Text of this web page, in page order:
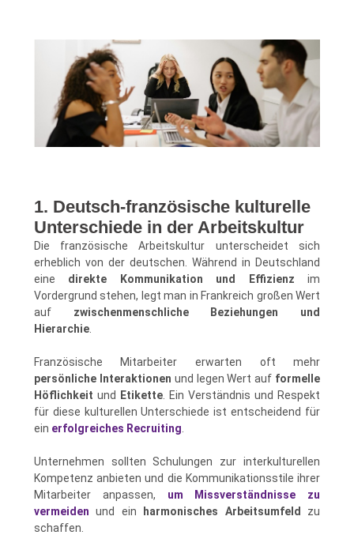
1. Deutsch-französische kulturelle
Unterschiede in der Arbeitskultur
Die französische Arbeitskultur unterscheidet sich
erheblich von der deutschen. Während in Deutschland
eine direkte Kommunikation und Effizienz im
Vordergrund stehen, legt man in Frankreich großen Wert
auf zwischenmenschliche Beziehungen und
Hierarchie.
Französische Mitarbeiter erwarten oft mehr
persönliche Interaktionen und legen Wert auf formelle
Höflichkeit und Etikette. Ein Verständnis und Respekt
für diese kulturellen Unterschiede ist entscheidend für
ein erfolgreiches Recruiting
Unternehmen sollten Schulungen zur interkulturellen
Kompetenz anbieten und die Kommunikationsstile ihrer
Mitarbeiter anpassen, um Missverständnisse zu
vermeiden und ein harmonisches Arbeitsumfeld zu
schaffen.